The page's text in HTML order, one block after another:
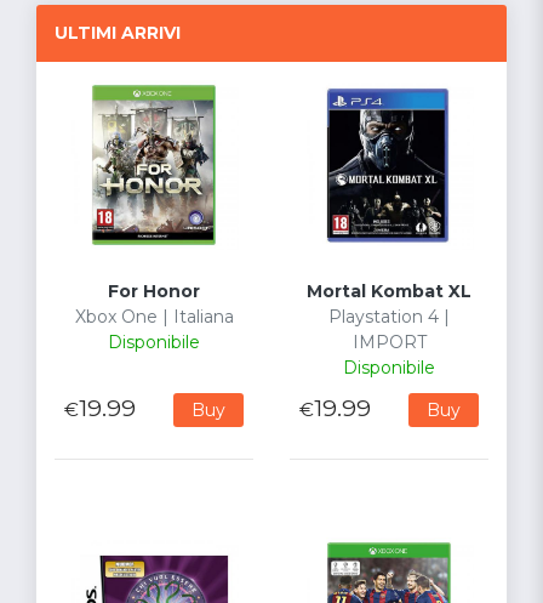
ULTIMI ARRIVI
For Honor
Xbox One | Italiana
Disponibile
€19.99 Buy
Mortal Kombat XL
Playstation 4 |
IMPORT
Disponibile
€19.99 Buy